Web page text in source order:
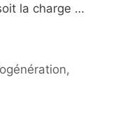
la charge …
,